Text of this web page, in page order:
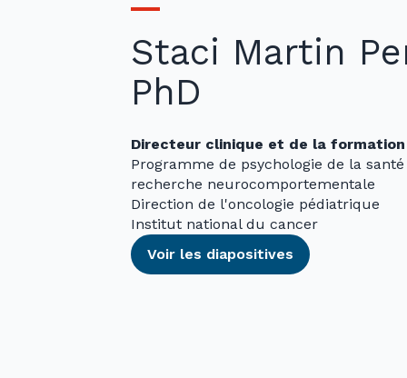
Staci Martin
PhD
Directeur clinique et de la formation
Programme de psychologie de la
recherche neurocomportementale
Direction de l'oncologie pédiatrique
Institut national du cancer
Voir les diapositives